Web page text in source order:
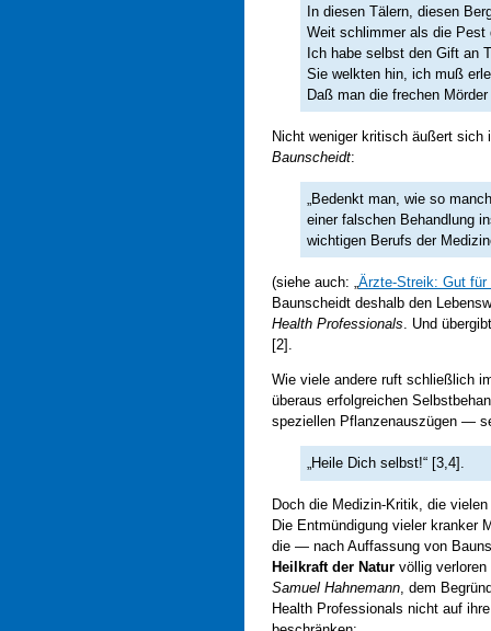
In diesen Tälern, diesen
Weit schlimmer als die Pest
Ich habe selbst den Gift an
Sie welkten hin, ich muß
Daß man die frechen Mörder
Nicht weniger kritisch äußert
Baunscheidt:
„Bedenkt man, wie so
einer falschen Behandlung
wichtigen Berufs der
(siehe auch: „Ärzte-Streik: Gut für
Baunscheidt deshalb den
Health Professionals. Und
[2].
Wie viele andere ruft schließlich
überaus erfolgreichen
speziellen Pflanzenauszügen —
„Heile Dich selbst!“ [3,4].
Doch die Medizin-Kritik, die
Die Entmündigung vieler kranker
die — nach Auffassung von
Heilkraft der Natur völlig
Samuel Hahnemann, dem
Health Professionals nicht auf